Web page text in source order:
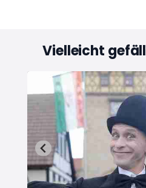
Vielleicht